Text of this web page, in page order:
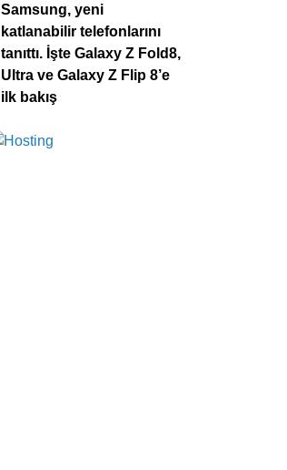
Samsung, yeni
katlanabilir telefonlarını
tanıttı. İşte Galaxy Z Fold8,
Ultra ve Galaxy Z Flip 8’e
ilk bakış